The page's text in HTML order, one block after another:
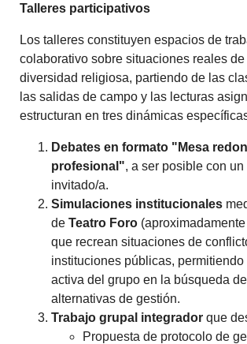
Talleres participativos
Los talleres constituyen espacios de
colaborativo sobre situaciones reales
diversidad religiosa, partiendo de las
las salidas de campo y las lecturas
estructuran en tres dinámicas
Debates en formato "Mesa
profesional", a ser posible con
invitado/a.
Simulaciones institucionales
deTeatro Foro
que recrean situaciones de
instituciones públicas,
activa del grupo en la búsqueda
alternativas de gestión.
Trabajo grupal integrador que
Propuesta de protocolo de